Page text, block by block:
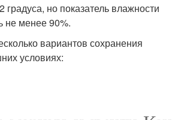
градуса, но показатель влажности
не менее 90%.
вариантов сохранения
условиях: